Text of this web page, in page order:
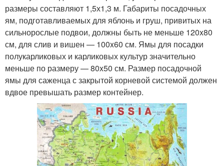
размеры составляют 1,5х1,3 м. Габариты посадочных
ям, подготавливаемых для яблонь и груш, привитых на
сильнорослые подвои, должны быть не меньше 120x80
см, для слив и вишен — 100x60 см. Ямы для посадки
полукарликовых и карликовых культур значительно
меньше по размеру — 80x50 см. Размер посадочной
ямы для саженца с закрытой корневой системой должен
вдвое превышать размер контейнер.